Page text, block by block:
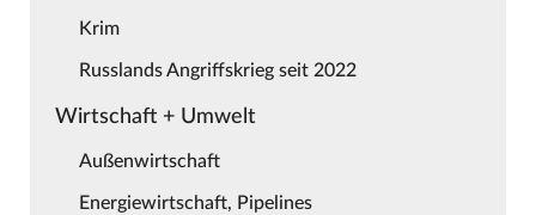
Krim
Russlands Angriffskrieg seit 2022
Wirtschaft + Umwelt
Außenwirtschaft
Energiewirtschaft, Pipelines